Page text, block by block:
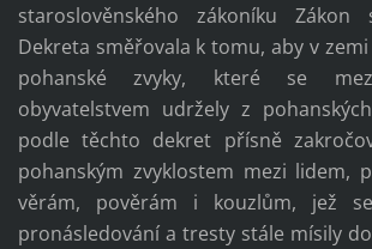
staroslověnského zákoníku Zákon
Dekreta směřovala k tomu, aby v
pohanské zvyky, které se
obyvatelstvem udržely z
podle těchto dekret přísně
pohanským zvyklostem mezi lidem,
věrám, pověrám i kouzlům, jež
pronásledování a tresty stále mísily